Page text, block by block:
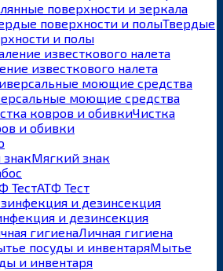
поверхности и зеркала
Твердые
и полы
известкового налета
моющие средства
Чистка
и обивки
Мягкий знак
АТФ Тест
и дезинсекция
Личная гигиена
Мытье
и инвентаря